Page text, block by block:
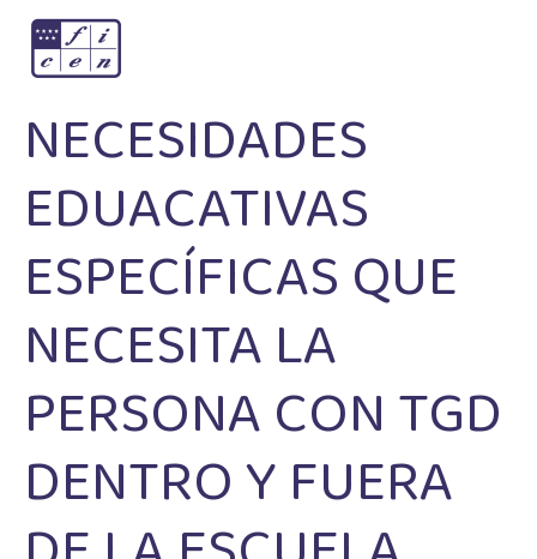
NECESIDADES
EDUACATIVAS
ESPECÍFICAS QUE
NECESITA LA
PERSONA CON TGD
DENTRO Y FUERA